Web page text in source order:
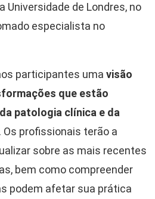
Universidade de Londres, no
especialista no
participantes uma visão
que estão
patologia clínica e da
. Os profissionais terão a
sobre as mais recentes
bem como compreender
podem afetar sua prática